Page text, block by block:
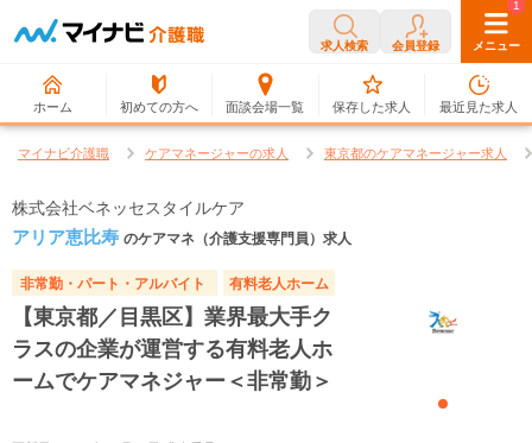
求人検索 会員登録 メニュー
ホーム 初めての方へ 面談会場一覧
0
保存した求人
1
最近見た求人
マイナビ介護職 ケアマネージャーの求人 東京都のケアマネージャー求人
株式会社ベネッセスタイルケア
アリア恵比寿 のケアマネ（介護支援専門員）求人
非常勤・パート・アルバイト 有料老人ホーム
【東京都／目黒区】業界最大手ク
ラスの企業が運営する有料老人ホ
ームでケアマネジャー＜非常勤＞